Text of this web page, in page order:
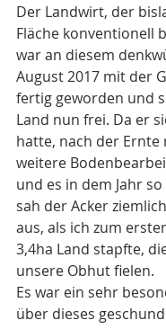
Der Landwirt, der
Fläche konventionell
war an diesem
August 2017 mit der
fertig geworden und
Land nun frei. Da er
hatte, nach der Ernte
weitere
und es in dem Jahr
sah der Acker
aus, als ich zum
3,4ha Land stapfte,
unsere Obhut fielen.
Es war ein sehr
über dieses